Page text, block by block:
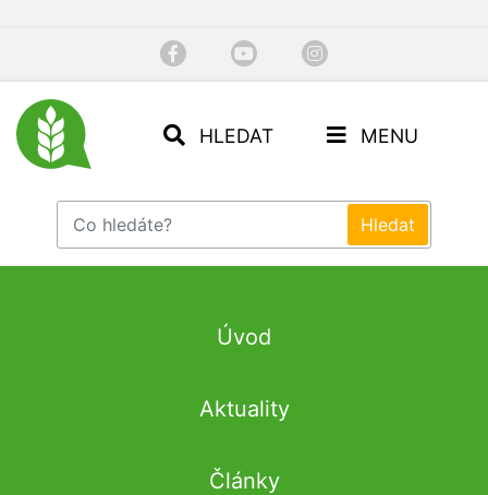
HLEDAT MENU
Úvod
Aktuality
Články